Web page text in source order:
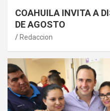
COAHUILA INVITA A
DE AGOSTO
Redaccion